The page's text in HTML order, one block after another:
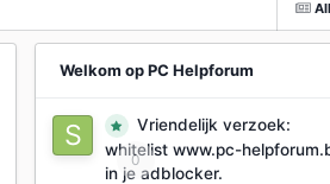
Welkom op PC Helpforum
0
Vriendelijk verzoek:
whitelist www.pc-
in je adblocker.